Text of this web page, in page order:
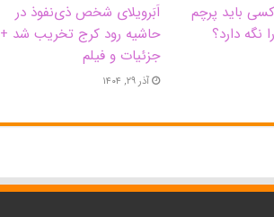
باید پرچم
دارد؟
اَبَر‌ویلای شخص ذی‌نفوذ در
حاشیه‌ رود کرج تخریب شد +
جزئیات و فیلم
آذر ۲۹, ۱۴۰۴